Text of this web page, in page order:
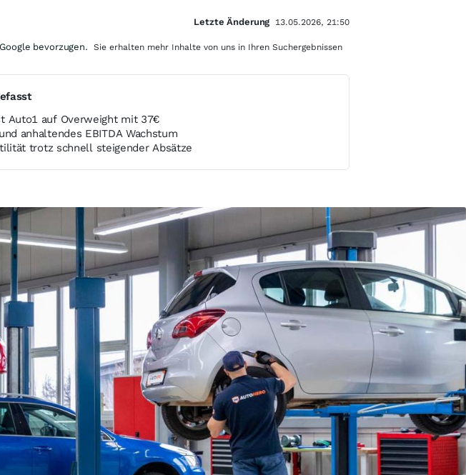
Auto1 auf Overweight mit 37€
anhaltendes EBITDA Wachstum
trotz schnell steigender Absätze
Letzte Änderung 13.05.2026, 21:50
Google bevorzugen. Sie erhalten mehr Inhalte von uns in Ihren Suchergebnissen